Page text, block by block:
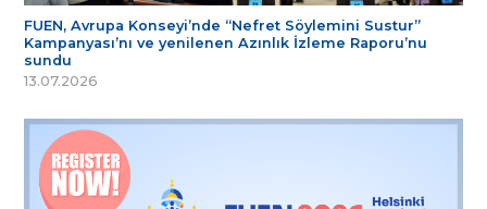
FUEN, Avrupa Konseyi’nde “Nefret Söylemini Sustur”
Kampanyası’nı ve yenilenen Azınlık İzleme Raporu’nu
sundu
13.07.2026